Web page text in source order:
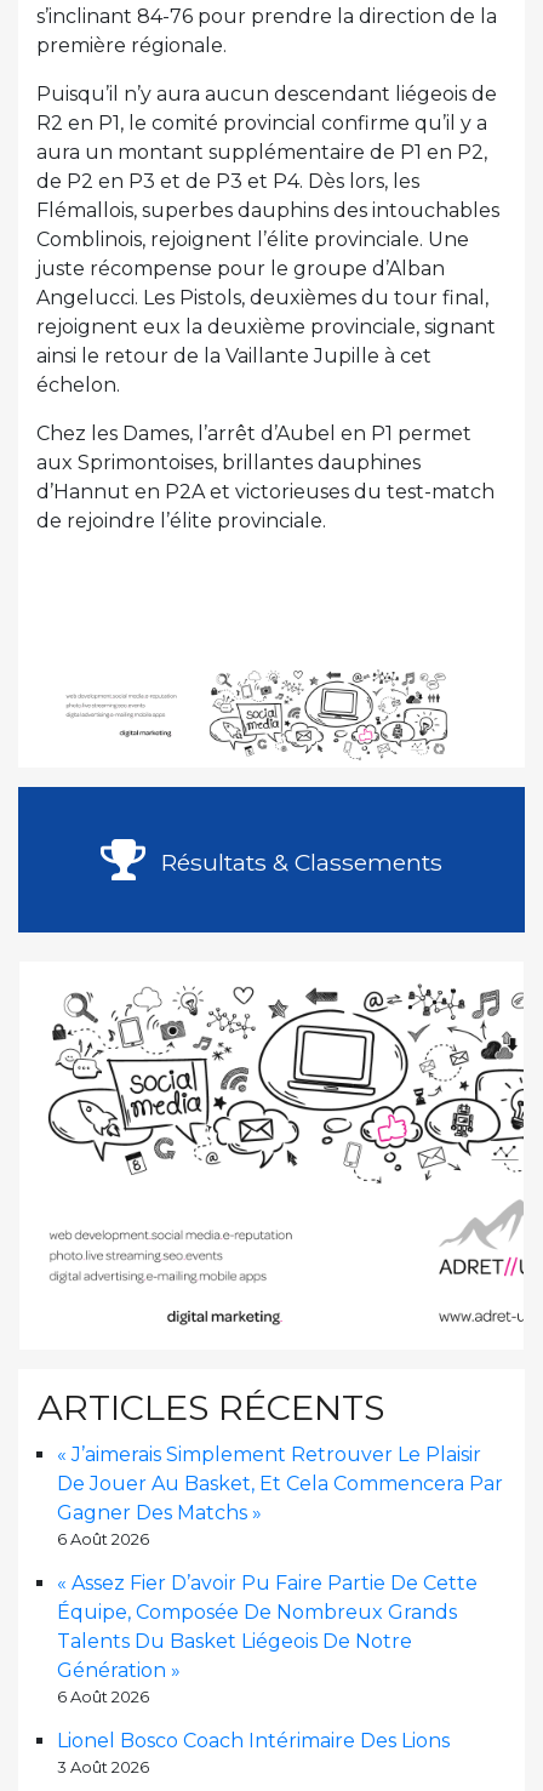
s’inclinant 84-76 pour prendre la direction de la
première régionale.
Puisqu’il n’y aura aucun descendant liégeois de
R2 en P1, le comité provincial confirme qu’il y a
aura un montant supplémentaire de P1 en P2,
de P2 en P3 et de P3 et P4. Dès lors, les
Flémallois, superbes dauphins des intouchables
Comblinois, rejoignent l’élite provinciale. Une
juste récompense pour le groupe d’Alban
Angelucci. Les Pistols, deuxièmes du tour final,
rejoignent eux la deuxième provinciale, signant
ainsi le retour de la Vaillante Jupille à cet
échelon.
Chez les Dames, l’arrêt d’Aubel en P1 permet
aux Sprimontoises, brillantes dauphines
d’Hannut en P2A et victorieuses du test-match
de rejoindre l’élite provinciale.
Résultats & Classements
ARTICLES RÉCENTS
« J’aimerais Simplement Retrouver Le Plaisir
De Jouer Au Basket, Et Cela Commencera Par
Gagner Des Matchs »
6 Août 2026
« Assez Fier D’avoir Pu Faire Partie De Cette
Équipe, Composée De Nombreux Grands
Talents Du Basket Liégeois De Notre
Génération »
6 Août 2026
Lionel Bosco Coach Intérimaire Des Lions
3 Août 2026